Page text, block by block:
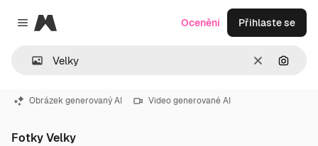
Close menu
Magnific
ZrušitHledat
Ocenění Přihlaste se
Obrázek generovaný AI Video generované AI
Fotky Velky